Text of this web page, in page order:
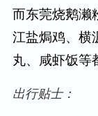
而东莞烧鹅濑
江盐焗鸡、横
丸、咸虾饭等
出行贴士：